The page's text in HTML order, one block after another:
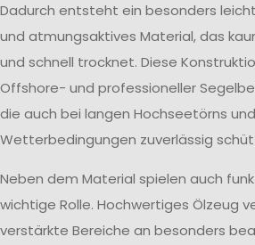
Dadurch entsteht ein besonders
und atmungsaktives Material, das
und schnell trocknet. Diese
Offshore- und professioneller
die auch bei langen Hochseetörns
Wetterbedingungen zuverlässig
Neben dem Material spielen auch
wichtige Rolle. Hochwertiges Ölzeug
verstärkte Bereiche an besonders